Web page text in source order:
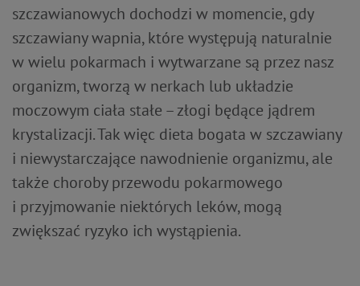
szczawianowych dochodzi w momencie, gdy
szczawiany wapnia, które występują naturalnie
w wielu pokarmach i wytwarzane są przez nasz
organizm, tworzą w nerkach lub układzie
moczowym ciała stałe – złogi będące jądrem
krystalizacji. Tak więc dieta bogata w szczawiany
i niewystarczające nawodnienie organizmu, ale
także choroby przewodu pokarmowego
i przyjmowanie niektórych leków, mogą
zwiększać ryzyko ich wystąpienia.